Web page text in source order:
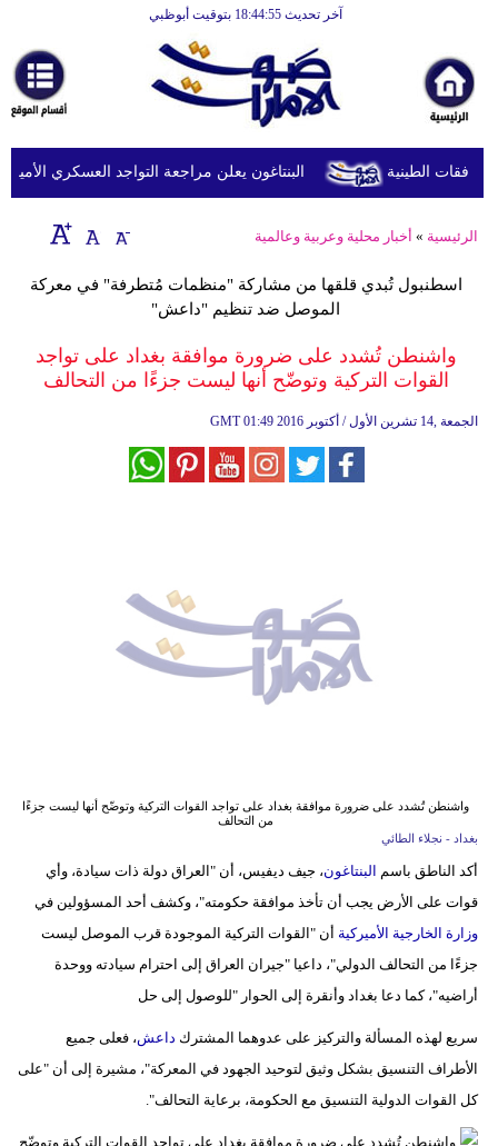
آخر تحديث 18:44:55 بتوقيت أبوظبي
أخبارعاجلة
رياضة
ثقافة
إقتصاد
وموسيقى
أزياء
أزياء
علوم
وتكنولوجيا
أبراج
البنتاغون يعلن مراجعة التواجد العسكري
الرئيسية » أخبار محلية وعربية وعالمية
اسطنبول تُبدي قلقها من مشاركة "منظمات مُتطرفة" في معركة
الموصل ضد تنظيم "داعش"
واشنطن تُشدد على ضرورة موافقة بغداد على تواجد
القوات التركية وتوضّح أنها ليست جزءًا من التحالف
GMT 01:49 2016 الجمعة ,14 تشرين الأول / أكتوبر
واشنطن تُشدد على ضرورة موافقة بغداد على تواجد القوات التركية وتوضّح أنها ليست جزءًا
من التحالف
بغداد - نجلاء الطائي
أكد الناطق باسم البنتاغون، جيف ديفيس، أن "العراق دولة ذات سيادة، وأي
قوات على الأرض يجب أن تأخذ موافقة حكومته"، وكشف أحد المسؤولين في
وزارة الخارجية الأميركية أن "القوات التركية الموجودة قرب الموصل ليست
جزءًا من التحالف الدولي"، داعيا "جيران العراق إلى احترام سيادته ووحدة
أراضيه"، كما دعا بغداد وأنقرة إلى الحوار "للوصول إلى حل
سريع لهذه المسألة والتركيز على عدوهما المشترك داعش، فعلى جميع
الأطراف التنسيق بشكل وثيق لتوحيد الجهود في المعركة"، مشيرة إلى أن "على
كل القوات الدولية التنسيق مع الحكومة، برعاية التحالف".